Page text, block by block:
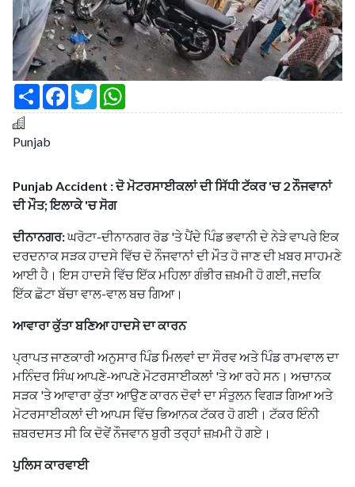
S
a
e
F
c
T
w
i
a
p
Punjab
Punjab Accident : ਦੋ ਮੋਟਰਸਾਈਕਲਾਂ ਦੀ ਸਿੱਧੀ ਟੱਕਰ 'ਚ 2 ਨੌਜਵਾਨਾਂ
ਦੀ ਮੌਤ; ਇਲਾਕੇ 'ਚ ਸੋਗ
ਦੀਨਾਨਗਰ:ਘਰੋਟਾ-ਦੀਨਾਨਗਰ ਰੋਡ 'ਤੇ ਪੈਂਦੇ ਪਿੰਡ ਭਵਾਨੀ ਦੇ ਨੇੜੇ ਵਾਪਰੇ ਇਕ
ਦਰਦਨਾਕ ਸੜਕ ਹਾਦਸੇ ਵਿੱਚ ਦੋ ਨੌਜਵਾਨਾਂ ਦੀ ਮੌਤ ਹੋ ਜਾਣ ਦੀ ਖ਼ਬਰ ਸਾਹਮਣੇ
ਆਈ ਹੈ। ਇਸ ਹਾਦਸੇ ਵਿੱਚ ਇੱਕ ਮਹਿਲਾ ਗੰਭੀਰ ਜ਼ਖ਼ਮੀ ਹੋ ਗਈ, ਜਦਕਿ
ਇੱਕ ਛੋਟਾ ਬੱਚਾ ਵਾਲ-ਵਾਲ ਬਚ ਗਿਆ।
ਆਵਾਰਾ ਕੁੱਤਾ ਬਣਿਆ ਹਾਦਸੇ ਦਾ ਕਾਰਨ
ਪ੍ਰਾਪਤ ਜਾਣਕਾਰੀ ਅਨੁਸਾਰ ਪਿੰਡ ਮਿਲਵਾਂ ਦਾ ਸੌਰਵ ਅਤੇ ਪਿੰਡ ਰਾਮਵਾਲ ਦਾ
ਮਨਿੰਦਰ ਸਿੰਘ ਆਪਣੇ-ਆਪਣੇ ਮੋਟਰਸਾਈਕਲਾਂ 'ਤੇ ਆ ਰਹੇ ਸਨ। ਅਚਾਨਕ
ਸੜਕ 'ਤੇ ਆਵਾਰਾ ਕੁੱਤਾ ਆਉਣ ਕਾਰਨ ਦੋਵਾਂ ਦਾ ਸੰਤੁਲਨ ਵਿਗੜ ਗਿਆ ਅਤੇ
ਮੋਟਰਸਾਈਕਲਾਂ ਦੀ ਆਪਸ ਵਿੱਚ ਭਿਆਨਕ ਟੱਕਰ ਹੋ ਗਈ। ਟੱਕਰ ਇੰਨੀ
ਜ਼ਬਰਦਸਤ ਸੀ ਕਿ ਦੋਵੇਂ ਨੌਜਵਾਨ ਬੁਰੀ ਤਰ੍ਹਾਂ ਜ਼ਖ਼ਮੀ ਹੋ ਗਏ।
ਪੁਲਿਸ ਕਾਰਵਾਈ